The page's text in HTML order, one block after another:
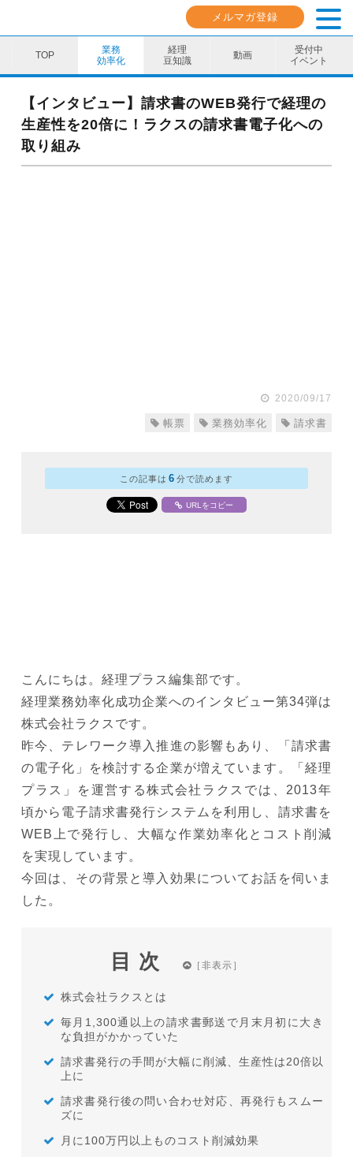
メルマガ登録
業務
効率化
経理
豆知識
動画
受付中
イベント
業務効率化
経理豆知識
キャリア・スキル
【インタビュー】請求書のWEB発行で経理の
生産性を20倍に！ラクスの請求書電子化への
取り組み
2020/09/17
帳票 業務効率化 請求書
この記事は 6 分で読めます
URLをコピー
こんにちは。経理プラス編集部です。
経理業務効率化成功企業へのインタビュー第34弾は
株式会社ラクスです。
昨今、テレワーク導入推進の影響もあり、「請求書
の電子化」を検討する企業が増えています。「経理
プラス」を運営する株式会社ラクスでは、2013年
頃から電子請求書発行システムを利用し、請求書を
WEB上で発行し、大幅な作業効率化とコスト削減
を実現しています。
今回は、その背景と導入効果についてお話を伺いま
した。
目次
株式会社ラクスとは
毎月1,300通以上の請求書郵送で月末月初に大き
な負担がかかっていた
請求書発行の手間が大幅に削減、生産性は20倍以
上に
請求書発行後の問い合わせ対応、再発行もスムー
ズに
月に100万円以上ものコスト削減効果